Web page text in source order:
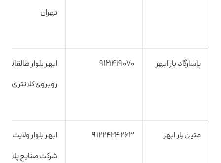
تهران
پاسارگاد بار ابهر 9121419070
ابهر بلوار
روبروی کلانتری۱۱ پلاک ۸
متین بار ابهر 9122424263
ابهر بلوار ولایت
شرکت صنایع